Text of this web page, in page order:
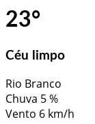
23°
Céu limpo
Rio Branco
Chuva 5 %
Vento 6 km/h